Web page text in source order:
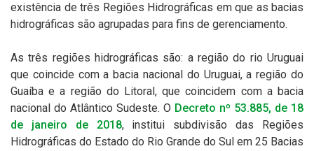
existência de três Regiões Hidrográficas em que as bacias
hidrográficas são agrupadas para fins de gerenciamento.
As três regiões hidrográficas são: a região do rio Uruguai
que coincide com a bacia nacional do Uruguai, a região do
Guaíba e a região do Litoral, que coincidem com a bacia
nacional do Atlântico Sudeste. O Decreto nº 53.885, de 18
de janeiro de 2018, institui subdivisão das Regiões
Hidrográficas do Estado do Rio Grande do Sul em 25 Bacias